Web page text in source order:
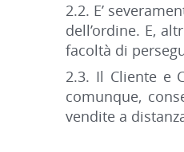
2.2. E’
dell’ordine. E,
facoltà di
2.3. Il Cliente e
comunque,
vendite a